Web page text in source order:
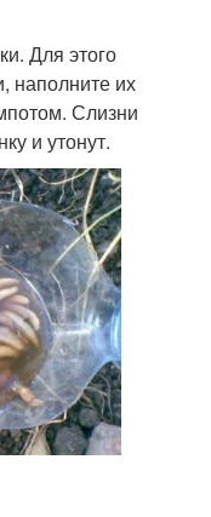
Для этого
наполните их
Слизни
и утонут.